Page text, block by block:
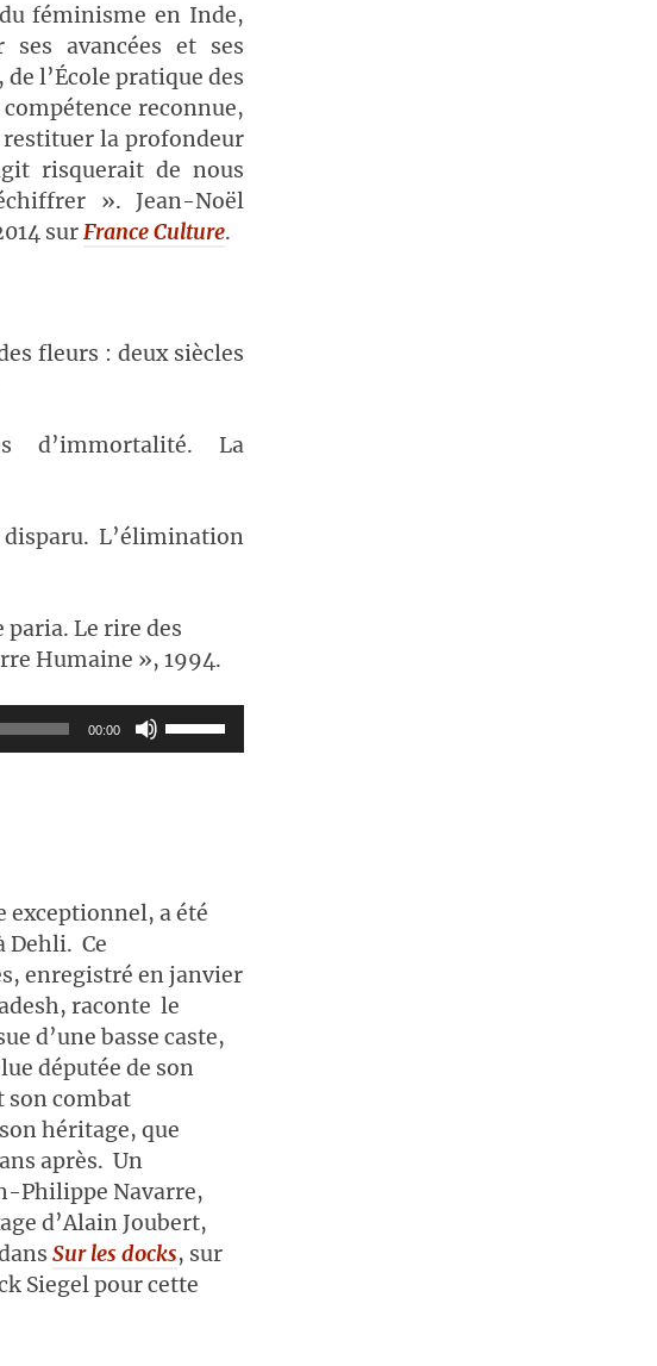
féminisme en Inde,
avancées et ses
l’École pratique des
reconnue,
restituer la profondeur
risquerait de nous
». Jean-Noël
surFrance Culture.
fleurs : deux siècles
d’immortalité. La
L’élimination
paria. Le rire des
Humaine », 1994.
00:00
Utilisez
les
ou
le
volume.
a été
Dehli. Ce
enregistré en janvier
raconte le
d’une basse caste,
députée de son
son combat
héritage, que
après. Un
Philippe Navarre,
d’Alain Joubert,
Sur les docks, sur
Siegel pour cette